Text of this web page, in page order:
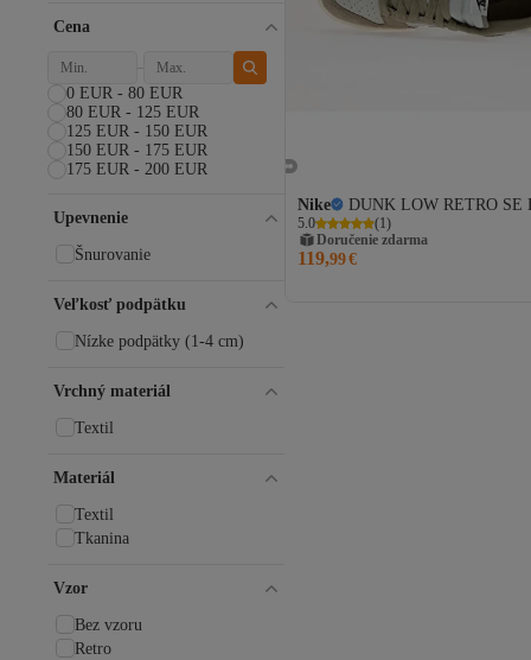
Nike DUNK LOW RETRO SE
5.0 (1)
Doručenie zdarma
119,99€
Cena
0 EUR - 80 EUR
80 EUR - 125 EUR
125 EUR - 150 EUR
150 EUR - 175 EUR
175 EUR - 200 EUR
Upevnenie
Šnurovanie
Veľkosť podpätku
Nízke podpätky (1-4 cm)
Vrchný materiál
Textil
Materiál
Textil
Tkanina
Vzor
Bez vzoru
Retro